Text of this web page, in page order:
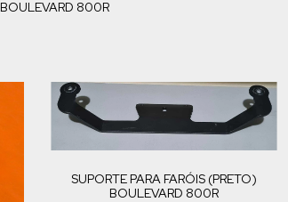
BOULEVARD 800R
SUPORTE PARA FARÓIS (PRETO)
BOULEVARD 800R